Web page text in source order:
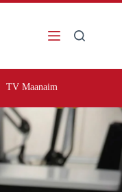
TV Maanaim